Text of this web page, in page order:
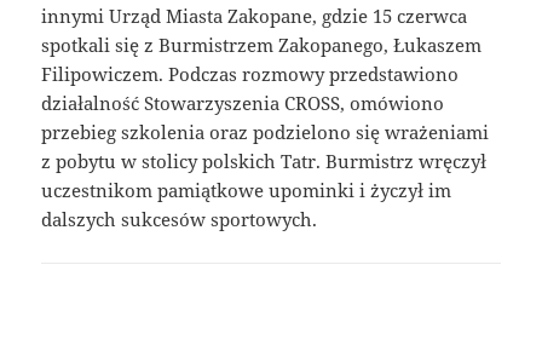
innymi Urząd Miasta Zakopane, gdzie 15 czerwca
spotkali się z Burmistrzem Zakopanego, Łukaszem
Filipowiczem. Podczas rozmowy przedstawiono
działalność Stowarzyszenia CROSS, omówiono
przebieg szkolenia oraz podzielono się wrażeniami
z pobytu w stolicy polskich Tatr. Burmistrz wręczył
uczestnikom pamiątkowe upominki i życzył im
dalszych sukcesów sportowych.